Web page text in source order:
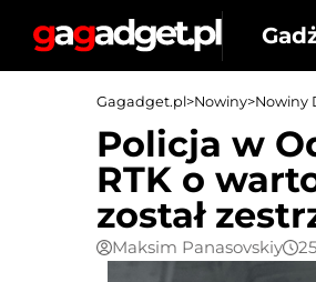
Gagadget.pl>Nowiny>Nowiny
Policja w
RTK o
został
Maksim Panasovskiy